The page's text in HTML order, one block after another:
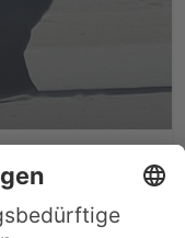
Singapur,